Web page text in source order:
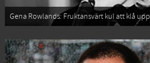
Gena Rowlands: Fruktansvärt kul att klå